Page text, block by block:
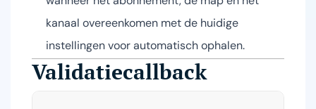
kanaal overeenkomen met de huidige
instellingen voor automatisch ophalen.
Validatiecallback